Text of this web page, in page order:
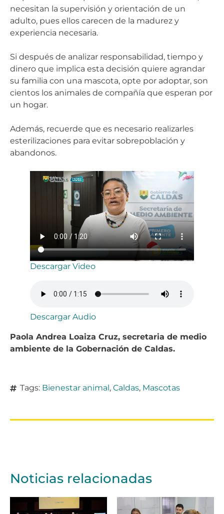
necesitan la supervisión y orientación de un
adulto, pues ellos carecen de la madurez y
experiencia necesaria.
Si después de analizar responsabilidad, tiempo y
dinero que implica esta decisión quiere agrandar
su familia con una mascota, opte por adoptar, son
cientos los animales de compañía que esperan por
un hogar.
Además, recuerde que es necesario realizarles
esterilizaciones para evitar sobrepoblación y
abandonos.
Descargar Video
Descargar Audio
Paola Andrea Loaiza Cruz, secretaria de medio
ambiente de la Gobernación de Caldas.
Tags: Bienestar animal, Caldas, Mascotas
Noticias relacionadas